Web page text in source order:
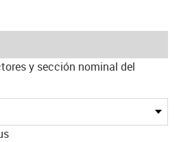
y sección nominal del